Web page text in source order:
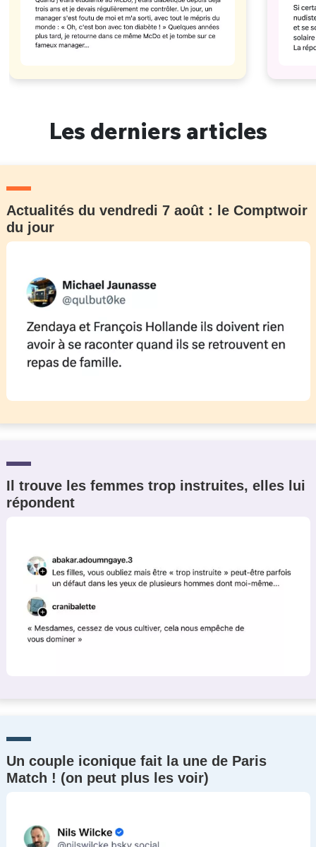
Les derniers articles
Actualités du vendredi 7 août : le Comptwoir
du jour
Il trouve les femmes trop instruites, elles lui
répondent
Un couple iconique fait la une de Paris
Match ! (on peut plus les voir)